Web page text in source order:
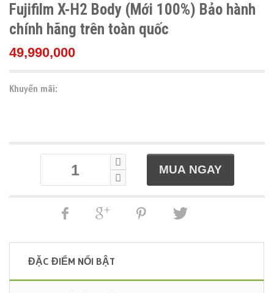
Fujifilm X-H2 Body (Mới 100%) Bảo hành
chính hãng trên toàn quốc
49,990,000
Khuyến mãi:
ĐẶC ĐIỂM NỔI BẬT